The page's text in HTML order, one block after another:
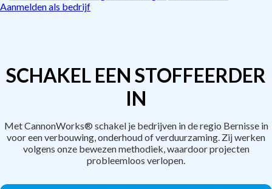
Aanmelden als bedrijf
SCHAKEL EEN STOFFEERDER
IN
Met CannonWorks® schakel je bedrijven in de regio Bernisse in
voor een verbouwing, onderhoud of verduurzaming. Zij werken
volgens onze bewezen methodiek, waardoor projecten
probleemloos verlopen.